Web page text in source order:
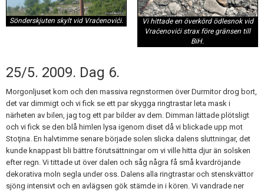
Sönderskjuten skylt vid Vraćenovići.
Vi hittade en överkörd ödlesnok vid
Vraćenovići strax före gränsen till
BiH.
25/5. 2009. Dag 6.
Morgonljuset kom och den massiva regnstormen över Durmitor drog bort,
det var dimmigt och vi fick se ett par skygga ringtrastar leta mask i
närheten av bilen, jag tog ett par bilder av dem. Dimman lättade plötsligt
och vi fick se den blå himlen lysa igenom diset då vi blickade upp mot
Stoţina. En halvtimme senare började solen slicka dalens sluttningar, det
kunde knappast bli bättre förutsättningar om vi ville hitta djur än solsken
efter regn. Vi tittade ut över dalen och såg några få små kvardröjande
dekorativa moln segla under oss. Dalens alla ringtrastar och stenskvättor
sjöng intensivt och en avlägsen gök stämde in i kören. Vi vandrade ner